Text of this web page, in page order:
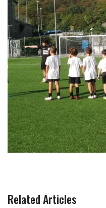
Related Articles